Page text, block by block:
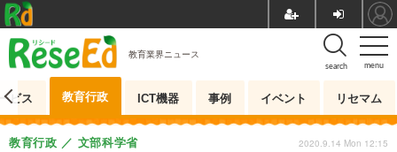
menu
search
教育業界ニュース
ビス 教育行政 ICT機器 事例 イベント リセマム
教育行政 文部科学省 2020.9.14 Mon 12:15